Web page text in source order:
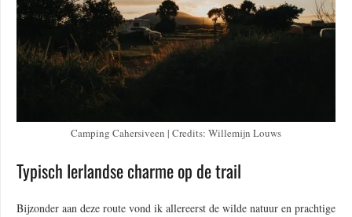
Camping Cahersiveen | Credits: Willemijn Louws
Typisch Ierlandse charme op de trail
Bijzonder aan deze route vond ik allereerst de wilde natuur en prachtige